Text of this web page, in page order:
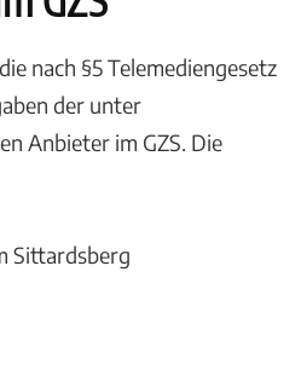
nach §5 Telemediengesetz
der unter
Anbieter im GZS. Die
Sittardsberg